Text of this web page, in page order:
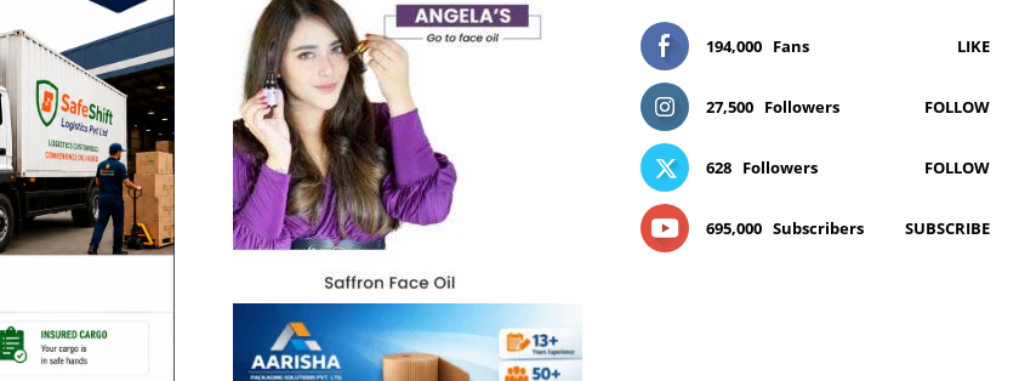
194,000 Fans LIKE
27,500 Followers FOLLOW
628 Followers FOLLOW
695,000 Subscribers SUBSCRIBE